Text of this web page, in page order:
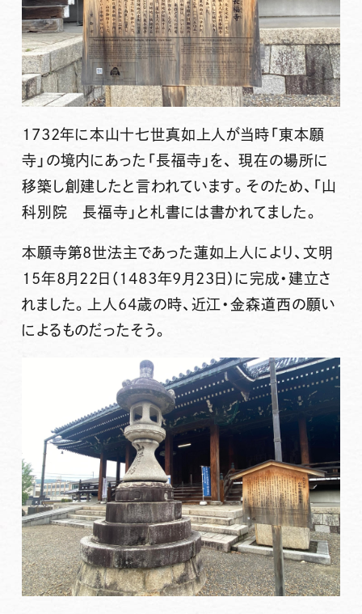
1732年に本山十七世真如上人が当時「東本願
寺」の境内にあった「長福寺」を、 現在の場所に
移築し創建したと言われています。そのため、「山
科別院 長福寺」と札書には書かれてました。
本願寺第8世法主であった蓮如上人 により、文明
15年8月22日（1483年9月23日）に完成・建立さ
れました。上人64歳の時、近江・金森道西の願い
によるものだったそう。